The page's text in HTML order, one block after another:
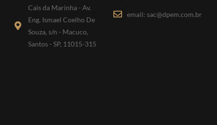
Cais da Marinha - Av.
Eng. Ismael Coelho De
Souza, s/n - Macuco,
Santos - SP, 11015-315
email: sac@dpem.com.br